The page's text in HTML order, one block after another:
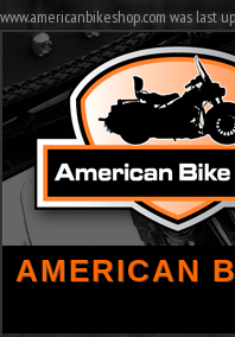
www.americanbikeshop.com was last
AMERICAN